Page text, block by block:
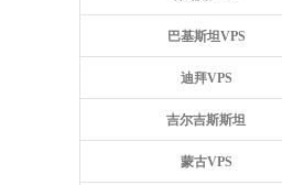
巴基斯坦VPS
迪拜VPS
吉尔吉斯斯坦
蒙古VPS